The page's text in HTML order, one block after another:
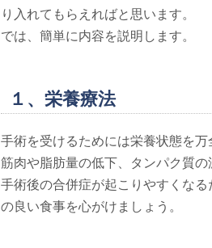
り入れてもらえればと思います。
では、簡単に内容を説明します。
１、栄養療法
手術を受けるためには栄養状態を
筋肉や脂肪量の低下、タンパク質
手術後の合併症が起こりやすくな
の良い食事を心がけましょう。